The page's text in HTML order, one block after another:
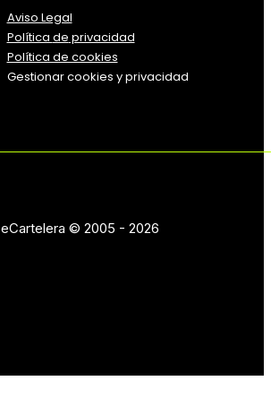
Aviso Legal
Política de privacidad
Política de cookies
Gestionar cookies y privacidad
eCartelera © 2005 - 2026